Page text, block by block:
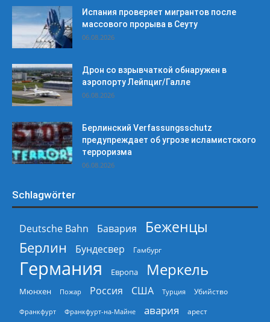
Испания проверяет мигрантов после
массового прорыва в Сеуту
06.08.2026
Дрон со взрывчаткой обнаружен в
аэропорту Лейпциг/Галле
06.08.2026
Берлинский Verfassungsschutz
предупреждает об угрозе исламистского
терроризма
06.08.2026
Schlagwörter
Deutsche Bahn Бавария
Беженцы
Берлин
Бундесвер Гамбург
Германия Европа Меркель
Мюнхен Пожар Россия США Турция Убийство
Франкфурт Франкфурт-на-Майне авария арест